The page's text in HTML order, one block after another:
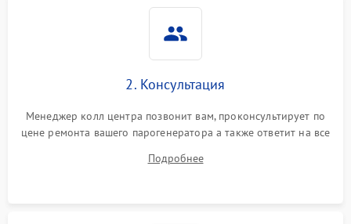
2. Консультация
Менеджер колл центра позвонит вам, проконсультирует по
цене ремонта вашего парогенератора а также ответит на все
Подробнее